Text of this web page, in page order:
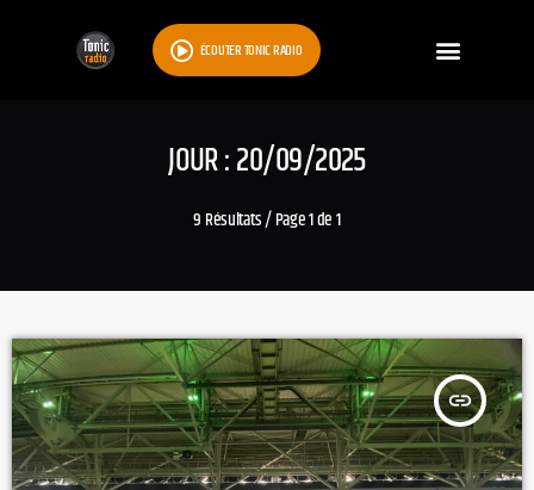
ÉCOUTER TONIC RADIO
JOUR : 20/09/2025
9 Résultats / Page 1 de 1
insert_link